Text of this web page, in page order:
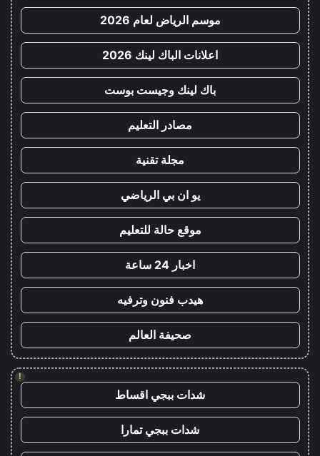
موسم الرياض لعام 2026
اعلانات الباك لينك 2026
باك لينك وجيست بوست
مصادر التعليم
مجلة تقنية
يو ان بي الرياضي
موقع حالة للتعليم
اخبار 24 ساعة
هيدب فنون وترفيه
صحيفة العالم
!
شدات ببجي اقساط
شدات ببجي تمارا